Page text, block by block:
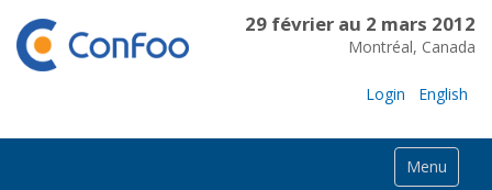
29 février au 2 mars 2012
Montréal, Canada
Login English
Menu